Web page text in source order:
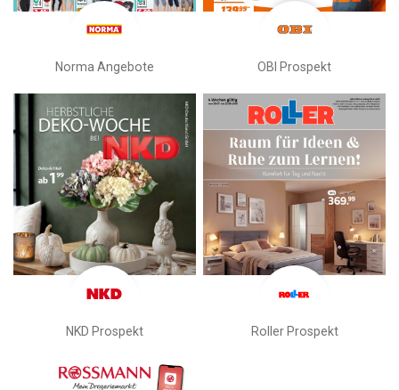
Norma Angebote OBI Prospekt
NKD Prospekt Roller Prospekt